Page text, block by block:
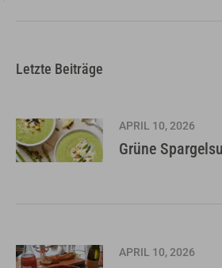
Letzte Beiträge
APRIL 10, 2026
Grüne
APRIL 10, 2026